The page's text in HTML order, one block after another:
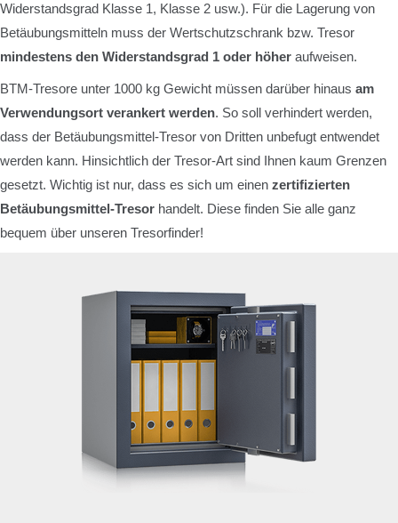
Widerstandsgrad Klasse 1, Klasse 2 usw.). Für die Lagerung von
Betäubungsmitteln muss der Wertschutzschrank bzw. Tresor
mindestens den Widerstandsgrad 1 oder höher aufweisen.
BTM-Tresore unter 1000 kg Gewicht müssen darüber hinaus am
Verwendungsort verankert werden. So soll verhindert werden,
dass der Betäubungsmittel-Tresor von Dritten unbefugt entwendet
werden kann. Hinsichtlich der Tresor-Art sind Ihnen kaum Grenzen
gesetzt. Wichtig ist nur, dass es sich um einen zertifizierten
Betäubungsmittel-Tresor handelt. Diese finden Sie alle ganz
bequem über unseren Tresorfinder!